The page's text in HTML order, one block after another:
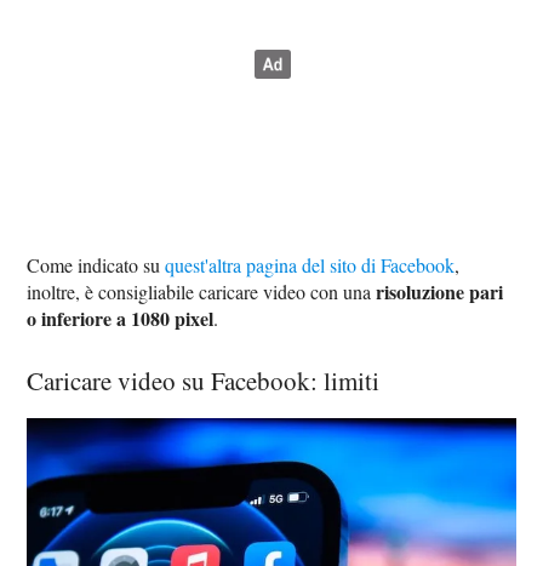
Come indicato suquest'altra pagina del sito di Facebook,
inoltre, è consigliabile caricare video con unarisoluzione pari
o inferiore a 1080 pixel.
Caricare video su Facebook: limiti